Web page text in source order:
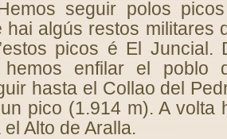
seguir polos
hai algús restos militares
picos é El Juncial.
hemos enfilar el poblo
hasta el Collao del
pico (1.914 m). A volta
Alto de Aralla.